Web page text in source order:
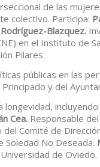
de las
colectivo. Participa:
Blazquez.
en el Instituto de
Pilares.
públicas en las
y del
longevidad,
Cea. Responsable
del Comité de
No Deseada.
de Oviedo.